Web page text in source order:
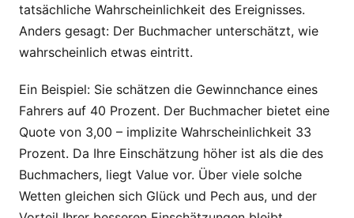
tatsächliche Wahrscheinlichkeit des Ereignisses.
Anders gesagt: Der Buchmacher unterschätzt, wie
wahrscheinlich etwas eintritt.
Ein Beispiel: Sie schätzen die Gewinnchance eines
Fahrers auf 40 Prozent. Der Buchmacher bietet eine
Quote von 3,00 – implizite Wahrscheinlichkeit 33
Prozent. Da Ihre Einschätzung höher ist als die des
Buchmachers, liegt Value vor. Über viele solche
Wetten gleichen sich Glück und Pech aus, und der